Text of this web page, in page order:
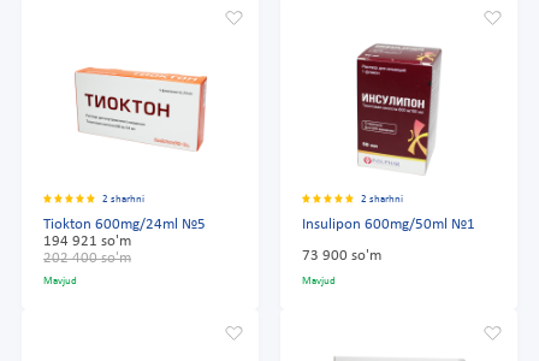
2 sharhni
Tiokton 600mg/24ml №5
194 921 so'm
202 400 so'm
Mavjud
2 sharhni
Insulipon 600mg/50ml №1
73 900 so'm
Mavjud